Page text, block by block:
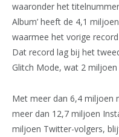
waaronder het titelnummer
Album’ heeft de 4,1
waarmee het vorige
Dat record lag bij het
Glitch Mode, wat 2
Met meer dan 6,4 miljoen
meer dan 12,7 miljoen
miljoen Twitter-volgers,